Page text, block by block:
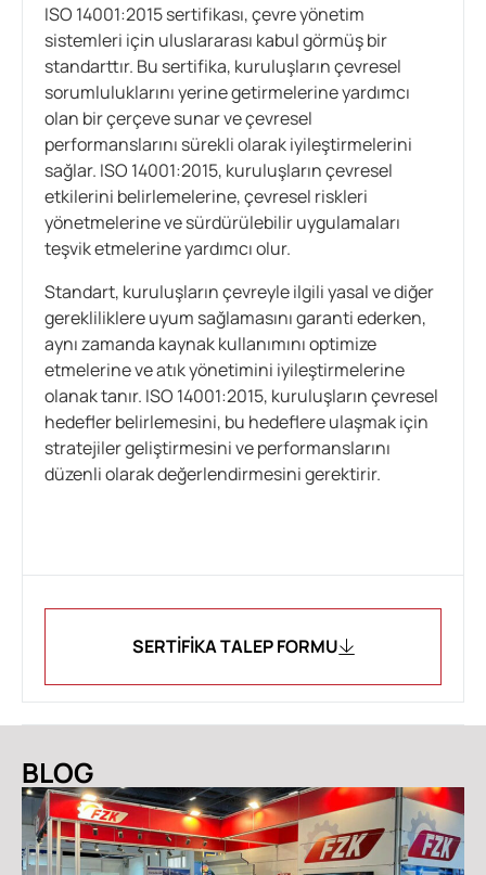
ISO 14001:2015 sertifikası, çevre yönetim
sistemleri için uluslararası kabul görmüş bir
standarttır. Bu sertifika, kuruluşların çevresel
sorumluluklarını yerine getirmelerine yardımcı
olan bir çerçeve sunar ve çevresel
performanslarını sürekli olarak iyileştirmelerini
sağlar. ISO 14001:2015, kuruluşların çevresel
etkilerini belirlemelerine, çevresel riskleri
yönetmelerine ve sürdürülebilir uygulamaları
teşvik etmelerine yardımcı olur.
Standart, kuruluşların çevreyle ilgili yasal ve diğer
gerekliliklere uyum sağlamasını garanti ederken,
aynı zamanda kaynak kullanımını optimize
etmelerine ve atık yönetimini iyileştirmelerine
olanak tanır. ISO 14001:2015, kuruluşların çevresel
hedefler belirlemesini, bu hedeflere ulaşmak için
stratejiler geliştirmesini ve performanslarını
düzenli olarak değerlendirmesini gerektirir.
SERTIFIKA TALEP FORMU
BLOG